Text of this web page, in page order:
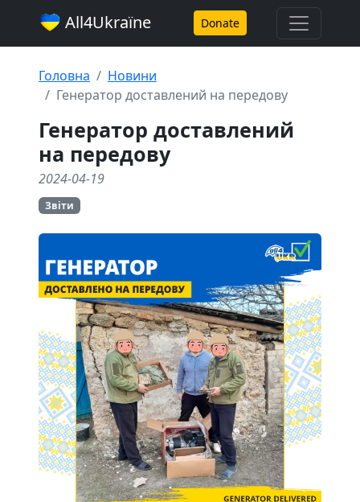
All4Ukraїne Donate
Головна
Новини
Генератор доставлений на передову
Генератор доставлений
на передову
2024-04-19
Звіти